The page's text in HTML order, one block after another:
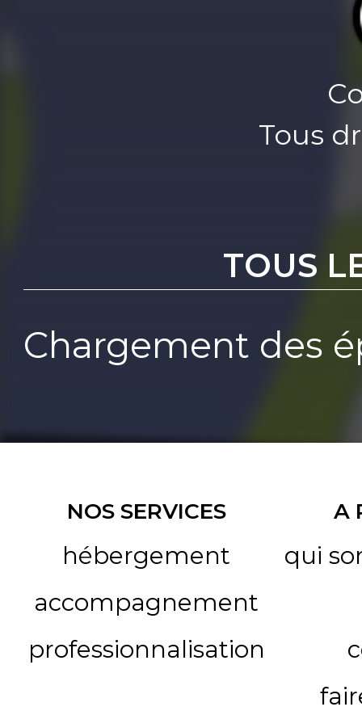
Tous
TOUS
Chargement des
NOS SERVICES
hébergement
accompagnement
professionnalisation
A
qui